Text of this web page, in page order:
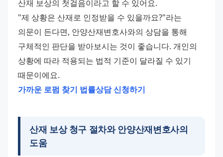
산재 보상의 첫걸음이라고 할 수 있어요.
"제 상황은 산재로 인정받을 수 있을까요?"라는
의문이 든다면, 안양산재변호사와의 상담을 통해
구체적인 판단을 받아보시는 것이 좋습니다. 개인의
상황에 따라 적용되는 법적 기준이 달라질 수 있기
때문이에요.
가까운 로펌 찾기 법률상담 신청하기
산재 보상 청구 절차와 안양산재변호사의
도움